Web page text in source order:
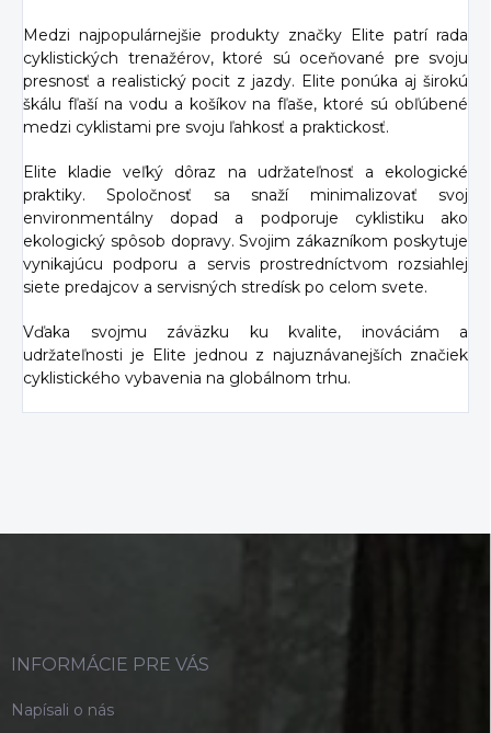
Medzi najpopulárnejšie produkty značky Elite patrí rada
cyklistických trenažérov, ktoré sú oceňované pre svoju
presnosť a realistický pocit z jazdy. Elite ponúka aj širokú
škálu fľaší na vodu a košíkov na fľaše, ktoré sú obľúbené
medzi cyklistami pre svoju ľahkosť a praktickosť.
Elite kladie veľký dôraz na udržateľnosť a ekologické
praktiky. Spoločnosť sa snaží minimalizovať svoj
environmentálny dopad a podporuje cyklistiku ako
ekologický spôsob dopravy. Svojim zákazníkom poskytuje
vynikajúcu podporu a servis prostredníctvom rozsiahlej
siete predajcov a servisných stredísk po celom svete.
Vďaka svojmu záväzku ku kvalite, inováciám a
udržateľnosti je Elite jednou z najuznávanejších značiek
cyklistického vybavenia na globálnom trhu.
INFORMÁCIE PRE VÁS
Napísali o nás